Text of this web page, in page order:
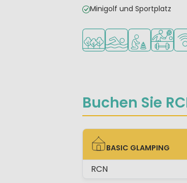
Minigolf und Sportplatz
In waldreicher Umgebung
FreibadEmpfohlen für
Viele
Buchen Sie
BASIC GLAMPING
BASIC GLAMPING
RCN